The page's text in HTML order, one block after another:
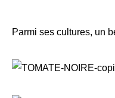
Parmi ses cultures, un